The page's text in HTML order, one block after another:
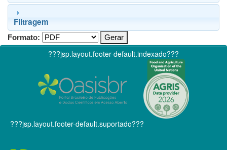
Filtragem
Formato:
???jsp.layout.footer-default.indexado???
???jsp.layout.footer-default.suportado???